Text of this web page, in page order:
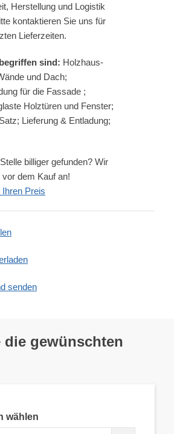
Herstellung und Logistik
kontaktieren Sie uns für
Lieferzeiten.
sind: Holzhaus-
und Dach;
für die Fassade ;
Holztüren und Fenster;
Lieferung & Entladung;
billiger gefunden? Wir
dem Kauf an!
Ihren Preis
senden
die gewünschten
wählen